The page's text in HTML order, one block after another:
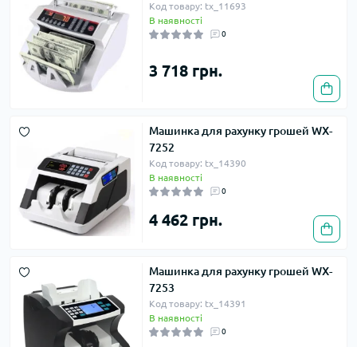
Код товару: tx_11693
В наявності
0
3 718 грн.
Машинка для рахунку грошей WX-
7252
Код товару: tx_14390
В наявності
0
4 462 грн.
Машинка для рахунку грошей WX-
7253
Код товару: tx_14391
В наявності
0